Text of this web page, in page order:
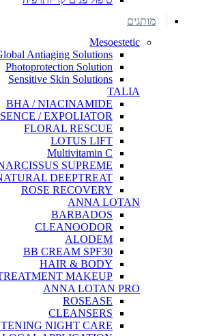
מותגים
Mesoestetic
Antiaging Solutions
Photoprotection Solution
Sensitive Skin Solutions
TALIA
BHA / NIACINAMIDE
/ EXPOLIATOR
FLORAL RESCUE
LOTUS LIFT
Multivitamin C
SUPREME
DEEPTREAT
ROSE RECOVERY
ANNA LOTAN
BARBADOS
CLEANOODOR
ALODEM
BB CREAM SPF30
HAIR & BODY
MAKEUP
ANNA LOTAN PRO
ROSEASE
CLEANSERS
NIGHT CARE